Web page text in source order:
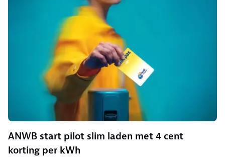
ANWB start pilot slim laden met 4 cent
korting per kWh